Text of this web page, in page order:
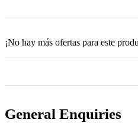
¡No hay más ofertas para este
General Enquiries